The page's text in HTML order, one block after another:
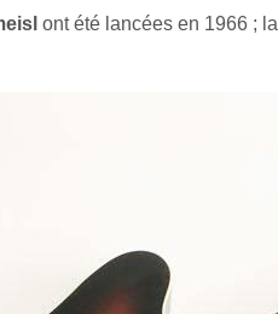
ont été lancées en 1966 ; la